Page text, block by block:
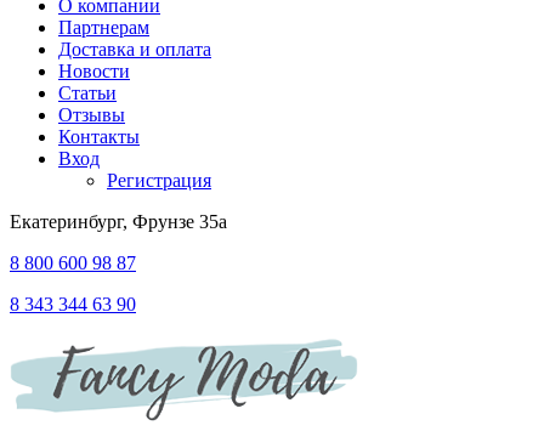
О компании
Партнерам
Доставка и оплата
Новости
Статьи
Отзывы
Контакты
Вход
Регистрация
Екатеринбург, Фрунзе 35а
8 800 600 98 87
8 343 344 63 90